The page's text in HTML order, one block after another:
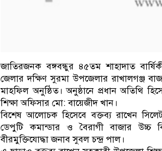
জাতিরজনক বঙ্গবন্ধুর ৪৫তম শাহাদাত
জেলার দক্ষিণ সুরমা উপজেলার রাখালগঞ্জ
মাহফিল অনুষ্ঠিত। অনুষ্ঠানে প্রধান অতিথি
শিক্ষা অফিসার মো: বায়েজীদ খান।
বিশেষ আলোচক হিসেবে বক্তব্য রাখেন
ডেপুটি কমান্ডার ও বৈরাগী বাজার উচ্চ
বীরমুক্তিযোদ্ধা জনাব সুবল চন্দ্র পাল।